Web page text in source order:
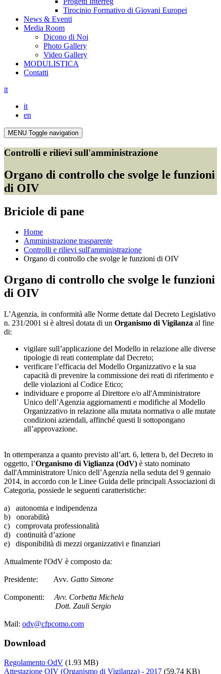
Tirocinio Formativo di Giovani Europei
News & Eventi
Media Room
Dicono di Noi
Photo Gallery
Video Gallery
MODULISTICA
Contatti
it
it
en
MENU Toggle navigation
Controlli e rilievi sull'amministrazione
Organo di controllo che svolge le funzioni
di OIV
Briciole di pane
Home
Amministrazione trasparente
Controlli e rilievi sull'amministrazione
Organo di controllo che svolge le funzioni di OIV
Organo di controllo che svolge le funzioni
di OIV
L’Agenzia, in conformità alle Norme dettate dal Decreto Legislativo
n. 231/2001 si è altresì dotata di un Organismo di Vigilanza al fine
di:
vigilare sull’applicazione del Modello in relazione alle diverse
tipologie di reati contemplate dal Decreto;
verificare l’efficacia del Modello Organizzativo e la sua
capacità di prevenire la commissione dei reati di riferimento e
delle violazioni al Codice Etico;
individuare e proporre al Direttore e/o all'Amministratore
Unico dell’Agenzia aggiornamenti e modifiche al Modello
Organizzativo in relazione alla mutata normativa o alle mutate
condizioni aziendali, affinché questi li sottopongano
all’approvazione.
In ottemperanza a quanto previsto all’art. 6, lettera b, del Decreto in
oggetto, l’Organismo di Viglianza (OdV) è stato nominato
dall'Amministratore Unico dell’Agenzia nella seduta del 9 gennaio
2014, in accordo con le Linee Guida delle principali Associazioni di
Categoria, possiede le seguenti caratteristiche:
a) autonomia e indipendenza
b) onorabilità
c) comprovata professionalità
d) continuità d’azione
e) disponibilità di mezzi organizzativi e finanziari
Attualmente l'OdV è composto da:
Presidente: Avv. Gatto Simone
Componenti: Avv. Corbetta Michela
Dott. Zauli Sergio
Mail: odv@cfpcomo.com
Download
Regolamento OdV (1.93 MB)
Attestazione OIV (Organismo di Vigilanza) - 2017 (59.74 KB)